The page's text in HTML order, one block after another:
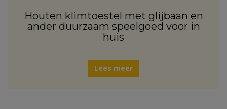
Houten klimtoestel met glijbaan en
ander duurzaam speelgoed voor in
huis
Lees meer